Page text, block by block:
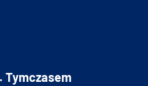
Tymczasem